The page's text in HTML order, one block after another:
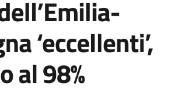
‘eccellenti’,
al 98%